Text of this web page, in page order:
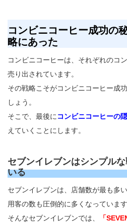
コンビニコーヒー成功の
略にあった
コンビニコーヒーは、それぞれのコ
売り出されています。
その戦略こそがコンビニコーヒー成
しょう。
そこで、最後にコンビニコーヒーの
えていくことにします。
セブンイレブンはシンプル
いる
セブンイレブンは、店舗数が最も多
用客の数も圧倒的に多くなっています
そんなセブンイレブンでは、
「